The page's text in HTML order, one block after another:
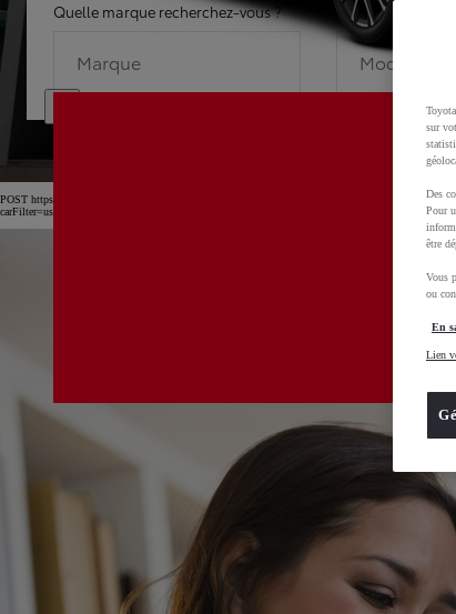
Quelle marque recherchez-vous ?
Marque
Quel modèle
Modèle
POST https://usc-webcomponents.toyota-europe.com/v1/car-filter-header/fr/fr?
sur
Des
Pour
être
Vous
ou
En
Lien